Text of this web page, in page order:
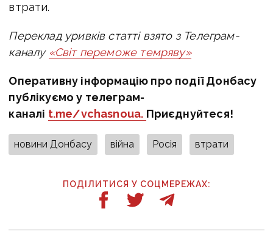
втрати.
Переклад уривків статті взято з Телеграм-
каналу «Світ переможе темряву»
Оперативну інформацію про події Донбасу
публікуємо у телеграм-
каналі t.me/vchasnoua. Приєднуйтеся!
новини Донбасу війна Росія втрати
ПОДІЛИТИСЯ У СОЦМЕРЕЖАХ: